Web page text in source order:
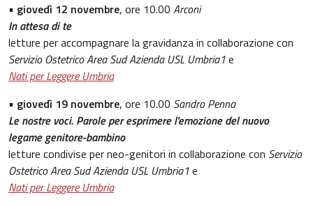
• giovedì 12 novembre, ore 10.00 Arconi
In attesa di te
letture per accompagnare la gravidanza in collaborazione con
Servizio Ostetrico Area Sud Azienda USL Umbria1e
Nati per Leggere Umbria
• giovedì 19 novembre, ore 10.00 Sandro Penna
Le nostre voci. Parole per esprimere l'emozione del nuovo
legame genitore-bambino
letture condivise per neo-genitori in collaborazione con Servizio
Ostetrico Area Sud Azienda USL Umbria1e
Nati per Leggere Umbria